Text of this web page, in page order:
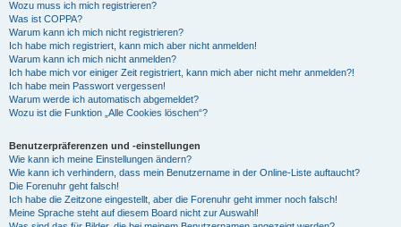
Wozu muss ich mich registrieren?
Was ist COPPA?
Warum kann ich mich nicht registrieren?
Ich habe mich registriert, kann mich aber nicht anmelden!
Warum kann ich mich nicht anmelden?
Ich habe mich vor einiger Zeit registriert, kann mich aber nicht mehr anmelden?!
Ich habe mein Passwort vergessen!
Warum werde ich automatisch abgemeldet?
Wozu ist die Funktion „Alle Cookies löschen“?
Benutzerpräferenzen und -einstellungen
Wie kann ich meine Einstellungen ändern?
Wie kann ich verhindern, dass mein Benutzername in der Online-Liste auftaucht?
Die Forenuhr geht falsch!
Ich habe die Zeitzone eingestellt, aber die Forenuhr geht immer noch falsch!
Meine Sprache steht auf diesem Board nicht zur Auswahl!